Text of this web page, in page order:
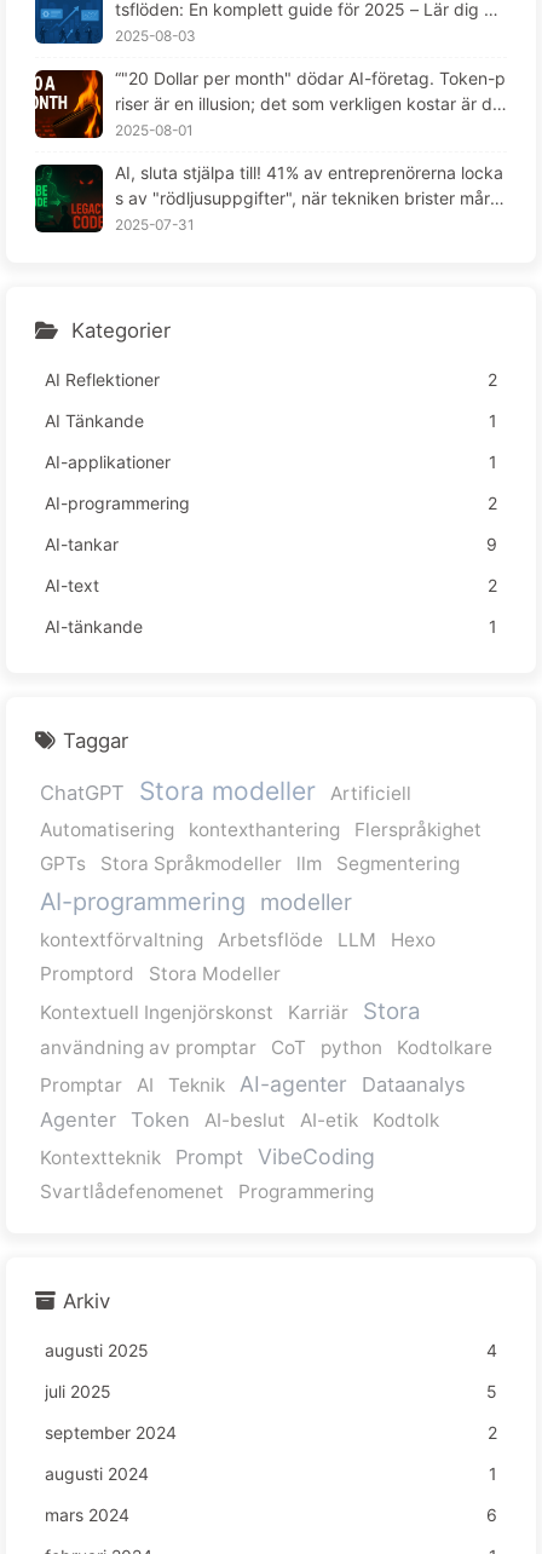
tsflöden: En komplett guide för 2025 – Lär dig AI
långsamt 166
2025-08-03
“"20 Dollar per month" dödar AI-företag. Token-p
riser är en illusion; det som verkligen kostar är din
girighet -- Lär dig AI långsamt 164“
2025-08-01
AI, sluta stjälpa till! 41% av entreprenörerna locka
s av "rödljusuppgifter", när tekniken brister mår d
e anställda ännu sämre — Lär känna AI sakta 163
2025-07-31
Kategorier
AI Reflektioner
2
AI Tänkande
1
AI-applikationer
1
AI-programmering
2
AI-tankar
9
AI-text
2
AI-tänkande
1
Taggar
ChatGPT Stora modeller
Artificiell
Automatisering
kontexthantering
Flerspråkighet
GPTs
Stora Språkmodeller llm Segmentering
AI-programmering modeller
kontextförvaltning Arbetsflöde LLM
Hexo
Promptord
Stora Modeller
Kontextuell Ingenjörskonst
Karriär Stora
användning av promptar CoT python
Kodtolkare
Promptar
AI Teknik AI-agenter
Dataanalys
Agenter
Token AI-beslut AI-etik
Kodtolk
Kontextteknik
Prompt VibeCoding
Svartlådefenomenet Programmering
Arkiv
augusti 2025
4
juli 2025
5
september 2024
2
augusti 2024
1
mars 2024
6